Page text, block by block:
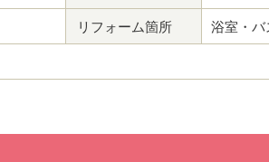
リフォーム箇所 浴室・バ